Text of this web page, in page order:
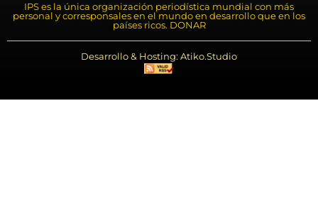
IPS es la única organización periodística mundial con más
personal y corresponsales en el mundo en desarrollo que en los
países ricos. DONAR
Desarrollo & Hosting: Atiko.Studio